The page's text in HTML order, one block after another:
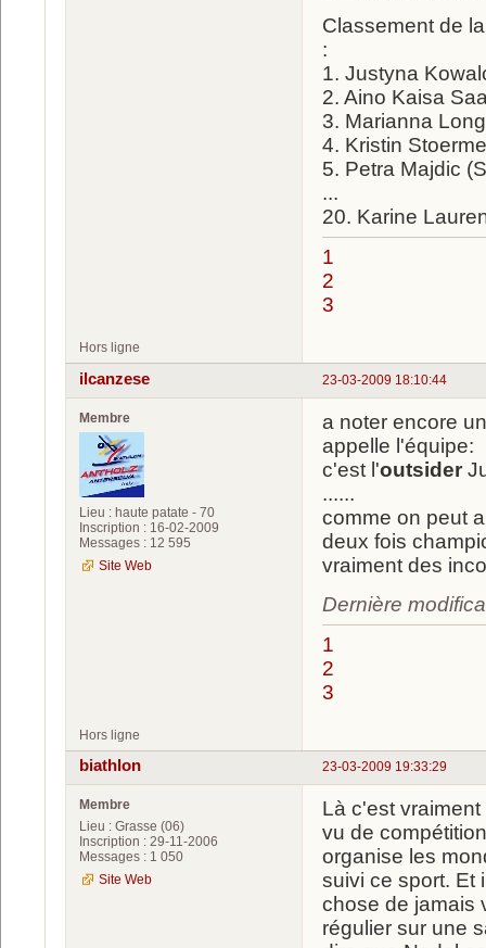
Classement de
:
1. Justyna
2. Aino Kaisa
3. Marianna
4. Kristin
5. Petra Majdic
...
20. Karine
1
2
3
Hors ligne
23-03-2009 18:10:44
ilcanzese
Membre
Lieu : haute patate - 70
Inscription : 16-02-2009
Messages : 12 595
Site Web
a noter encore
appelle l'équipe:
c'est l'outsider
......
comme on peut
deux fois
vraiment des
Dernière
1
2
3
Hors ligne
23-03-2009 19:33:29
biathlon
Membre
Lieu : Grasse (06)
Inscription : 29-11-2006
Messages : 1 050
Site Web
Là c'est
vu de
organise les
suivi ce sport. Et
chose de jamais
régulier sur une